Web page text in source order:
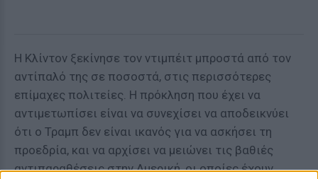
Η Κλίντον ξεκίνησε τον ντιμπέιτ μπροστά από τον
αντίπαλό της σε ποσοστά, στις περισσότερες
επίμαχες πολιτείες. Η πρόκληση που έχει να
αντιμετωπίσει είναι να συνεχίσει να αποδεικνύει
ότι ο Τραμπ δεν είναι ικανός για να ασκήσει τη
προεδρία, και να αρχίσει να μειώνει τις βαθιές
αντιπαραθέσεις στην Αμερική, οι οποίες έχουν